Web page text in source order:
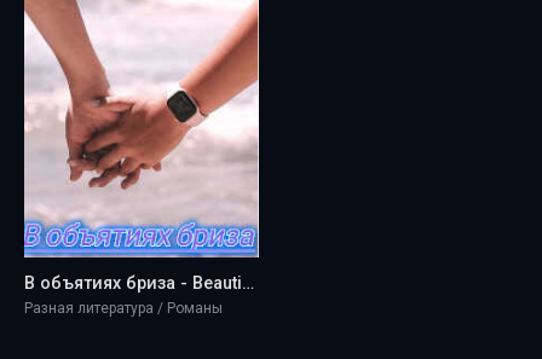
В объятиях бриза - Beautiful Paradise
Разная литература / Романы